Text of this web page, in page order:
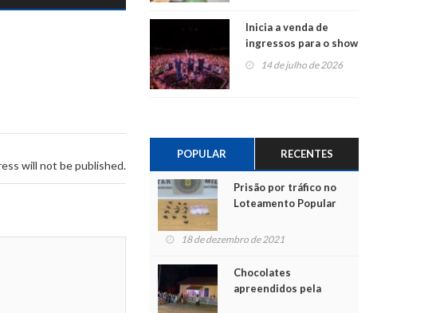
will not be published.
Inicia a venda de
ingressos para o show
do Jota Quest nos 45
14 de julho de 2026
POPULAR RECENTES
Prisão por tráfico no
Loteamento Popular
18 de dezembro de 2021
Chocolates
apreendidos pela